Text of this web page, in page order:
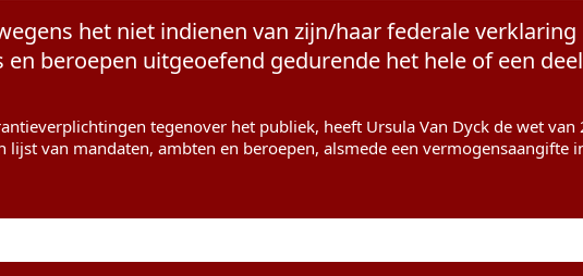
het niet indienen van zijn/haar federale verklaring
beroepen uitgeoefend gedurende het hele of een
tegenover het publiek, heeft Ursula Van Dyck de wet van
van mandaten, ambten en beroepen, alsmede een vermogensaangifte